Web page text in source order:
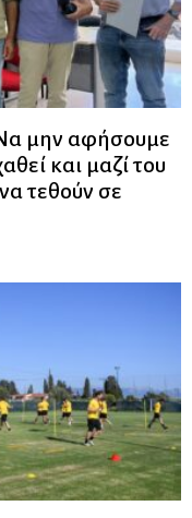
μην αφήσουμε
και μαζί του
τεθούν σε